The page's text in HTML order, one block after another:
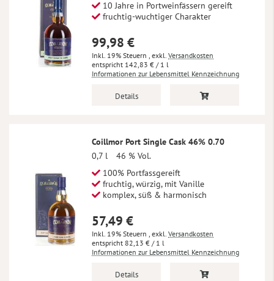
10 Jahre in Portweinfässern gereift
fruchtig-wuchtiger Charakter
99,98 €
Inkl. 19% Steuern , exkl. Versandkosten
142,83 € / 1 l
Informationen zur Lebensmittel Kennzeichnung
Details
Coillmor Port Single Cask 46% 0.70
0,7 l
46 % Vol.
100% Portfassgereift
fruchtig, würzig, mit Vanille
komplex, süß & harmonisch
57,49 €
Inkl. 19% Steuern , exkl. Versandkosten
82,13 € / 1 l
Informationen zur Lebensmittel Kennzeichnung
Details